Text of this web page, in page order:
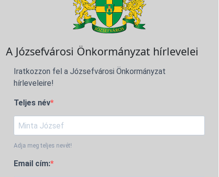
A Józsefvárosi Önkormányzat hírlevelei
Iratkozzon fel a Józsefvárosi Önkormányzat
hírleveleire!
Teljes név
Adja meg teljes nevét!
Email cím: